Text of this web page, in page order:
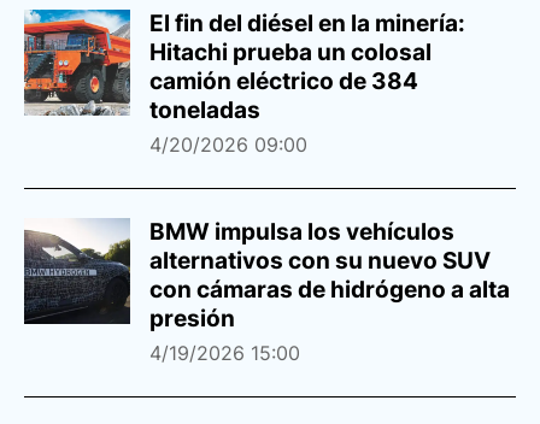
El fin del diésel en la minería:
Hitachi prueba un colosal
camión eléctrico de 384
toneladas
4/20/2026 09:00
BMW impulsa los vehículos
alternativos con su nuevo SUV
con cámaras de hidrógeno a alta
presión
4/19/2026 15:00